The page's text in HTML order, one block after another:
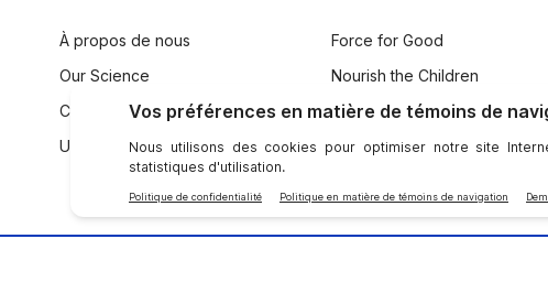
À propos de nous
Our Science
Code de conduite
Une voix mondiale
Force for Good
Nourish the Children
Durabilité
Philosophie des ingrédients